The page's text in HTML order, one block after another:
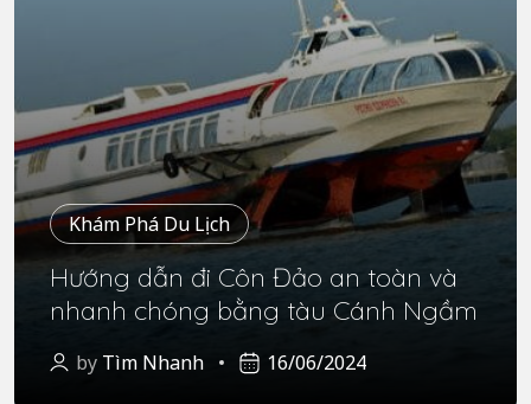
Khám Phá Du Lịch
Hướng dẫn đi Côn Đảo an toàn và
nhanh chóng bằng tàu Cánh Ngầm
by Tìm Nhanh 16/06/2024